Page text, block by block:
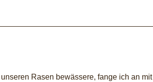
Rasen bewässere, fange ich an mit